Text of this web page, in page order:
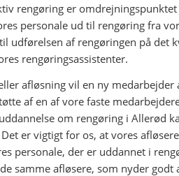
rengøring er
personale ud til rengøring fra
udførelsen af rengøringen på det
rengøringsassistenter.
afløsning vil en ny medarbejder
af en af vore faste
om rengøring i Allerød
er vigtigt for os, at vores
personale, der er uddannet i
samme afløsere, som nyder godt